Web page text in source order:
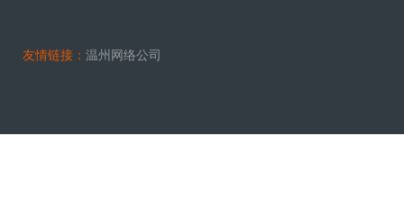
友情链接： 温州网络公司